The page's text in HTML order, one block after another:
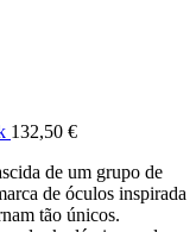
132,50 €
de um grupo de
de óculos inspirada
tão únicos.